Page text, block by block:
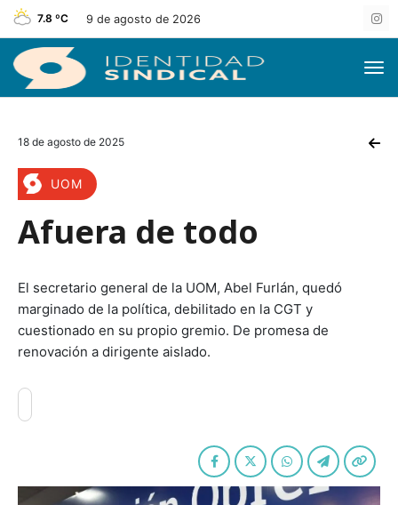
7.8 ºC 9 de agosto de 2026
18 de agosto de 2025
UOM
Afuera de todo
El secretario general de la UOM, Abel Furlán, quedó
marginado de la política, debilitado en la CGT y
cuestionado en su propio gremio. De promesa de
renovación a dirigente aislado.